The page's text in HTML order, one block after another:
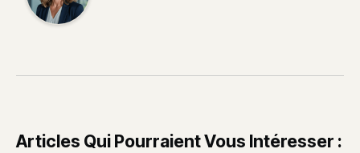
Articles Qui Pourraient Vous Intéresser :